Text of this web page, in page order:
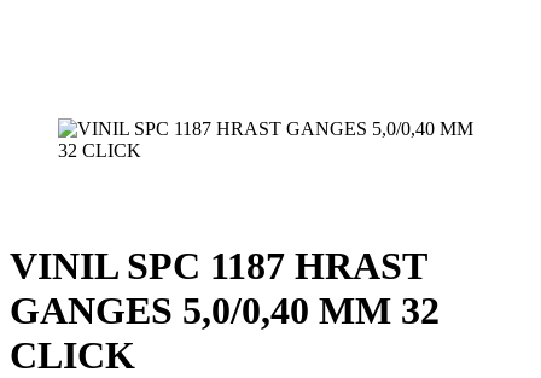
VINIL SPC 1187 HRAST
GANGES 5,0/0,40 MM 32
CLICK